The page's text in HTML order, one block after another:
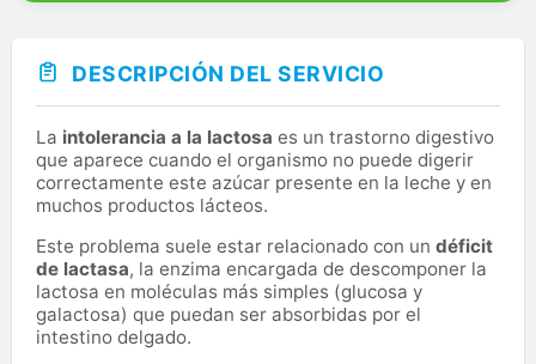
DESCRIPCIÓN DEL SERVICIO
La intolerancia a la lactosa es un trastorno digestivo
que aparece cuando el organismo no puede digerir
correctamente este azúcar presente en la leche y en
muchos productos lácteos.
Este problema suele estar relacionado con un déficit
de lactasa, la enzima encargada de descomponer la
lactosa en moléculas más simples (glucosa y
galactosa) que puedan ser absorbidas por el
intestino delgado.